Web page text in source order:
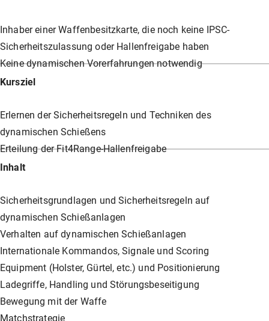
Inhaber einer Waffenbesitzkarte, die noch keine IPSC-
Sicherheitszulassung oder Hallenfreigabe haben
Keine dynamischen Vorerfahrungen notwendig
Kursziel
Erlernen der Sicherheitsregeln und Techniken des
dynamischen Schießens
Erteilung der Fit4Range-Hallenfreigabe
Inhalt
Sicherheitsgrundlagen und Sicherheitsregeln auf
dynamischen Schießanlagen
Verhalten auf dynamischen Schießanlagen
Internationale Kommandos, Signale und Scoring
Equipment (Holster, Gürtel, etc.) und Positionierung
Ladegriffe, Handling und Störungsbeseitigung
Bewegung mit der Waffe
Matchstrategie